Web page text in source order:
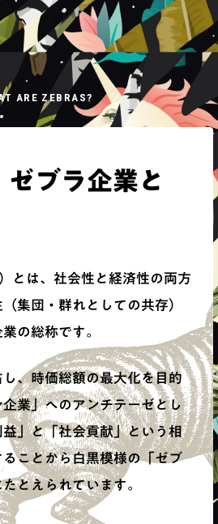
ARE ZEBRAS?
ゼブラ企業と
とは、社会性と経済性の両方
集団・群れとしての共存）
の総称です。
、時価総額の最大化を目的
業」へのアンチテーゼとし
」と「社会貢献」という相
ことから白黒模様の「ゼブ
とえられています。